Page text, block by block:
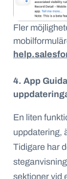
Fler
4. App
En liten
uppdatering,
Tidigare har
sektioner vid